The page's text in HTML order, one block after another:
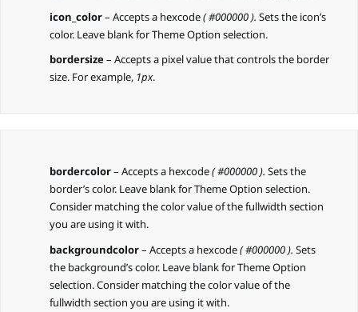
icon_color– Accepts a hexcode( #000000 ). Sets the icon’s
color. Leave blank for Theme Option selection.
bordersize– Accepts a pixel value that controls the border
size. For example, 1px.
bordercolor– Accepts a hexcode( #000000 ). Sets the
border’s color. Leave blank for Theme Option selection.
Consider matching the color value of the fullwidth section
you are using it with.
backgroundcolor– Accepts a hexcode( #000000 ). Sets
the background’s color. Leave blank for Theme Option
selection. Consider matching the color value of the
fullwidth section you are using it with.